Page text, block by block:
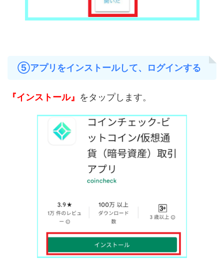
⑤アプリをインストールして、ログインする
『インストール』 をタップします。